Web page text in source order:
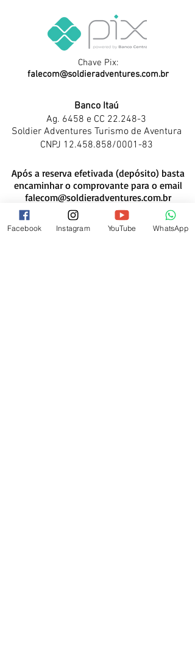
Chave Pix:
falecom@soldieradventures.com.br
Banco Itaú
Ag. 6458 e CC 22.248-3
Soldier Adventures Turismo de Aventura
CNPJ 12.458.858/0001-83
Após a reserva efetivada (depósito) basta
encaminhar o comprovante para o email
falecom@soldieradventures.com.br
No caso de pagamento via cartão, você
será encaminhado ao preenchimento do
termo de responsabilidade.
Facebook Instagram YouTube WhatsApp